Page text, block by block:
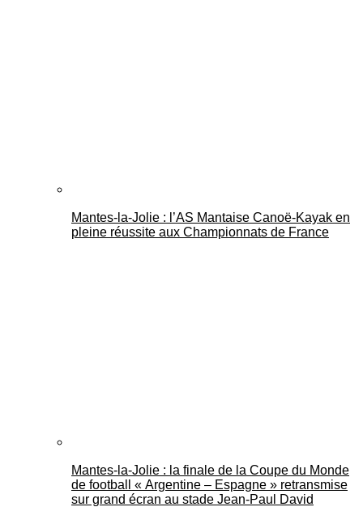
Mantes-la-Jolie : l’AS Mantaise Canoë‑Kayak en
pleine réussite aux Championnats de France
Mantes-la-Jolie : la finale de la Coupe du Monde
de football « Argentine – Espagne » retransmise
sur grand écran au stade Jean-Paul David